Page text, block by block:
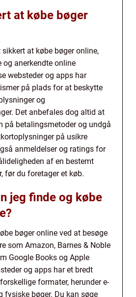
at købe bøger
sikkert at købe bøger online,
anerkendte online
websteder og apps har
på plads for at beskytte
og
Det anbefales dog altid at
betalingsmetoder og undgå
på usikre
anmeldelser og ratings for
af en bestemt
før du foretager et køb.
jeg finde og købe
bøger online ved at besøge
som Amazon, Barnes & Noble
Google Books og Apple
og apps har et bredt
formater, herunder e-
fysiske bøger. Du kan søge